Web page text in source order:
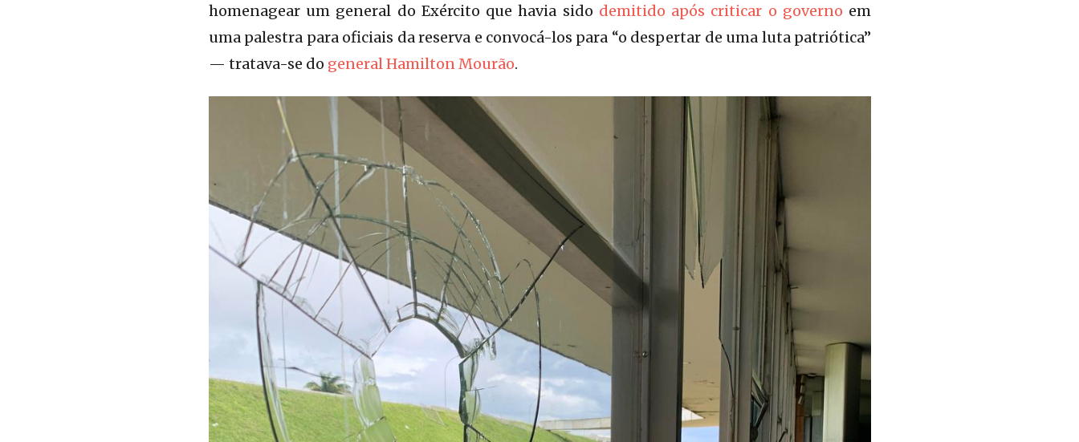
homenagear um general do Exército que havia sido demitido após criticar o governo em
uma palestra para oficiais da reserva e convocá-los para “o despertar de uma luta patriótica”
— tratava-se do general Hamilton Mourão.